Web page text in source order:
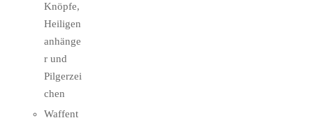
Knöpfe,
Heiligen
anhänge
r und
Pilgerzei
chen
Waffent